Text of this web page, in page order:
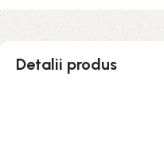
Detalii produs